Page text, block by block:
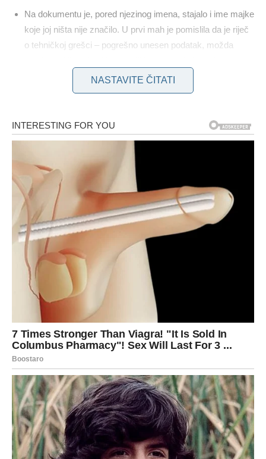
Na dokumentu je, pored njezinog imena, stajalo i ime majke
koje joj ništa nije značilo. U prvi mah je pomislila da je riječ
o tehničkoj grešci – pogrešno unesen podatak, možda
Istraživala je dalje, tražila potvrde i dodatne informacije.
Tada je otkrila ono što nikada nije mogla ni zamisliti –
roditelji.
Ta istina ju je pogodila snažno. Osjećaji su se miješali –
zbunjenost, tuga, ljutnja, ali i zahvalnost. Zahvalnost jer je
odrasla u porodici koja ju je voljela, brinula o njoj i pružila
joj sigurnost i ljubav. Ipak, činjenica da joj je oduvijek bila
uskraćena istina o vlastitom porijeklu ostavila je duboku
emocionalnu prazninu.
Odlučila je da pronađe svoju biološku majku. Iako su
zvanični podaci bili ograničeni, nije odustajala. Kroz
društvene mreže, forume i prijatelje poznanika iz kraja u
kojem je rođena, uspjela je doći do žene čije se ime
podudaralo s onim u rodnom listu. Nakon nekoliko mjeseci
neizvjesnosti, stigao je trenutak koji je čekala – dogovorila
je prvi susret.
Susret je bio pun emocija. Suze su se slijevale niz lice,
riječi su zastajale u grlu. Biološka majka je bila žena
skromnog života na selu, a njen pogled je odavao godine
tuge i nade. Objasnila je da se, zbog porodičnih pritisaka i
izuzetno teške finansijske situacije, bila prisiljena odreći
NASTAVITE ČITATI